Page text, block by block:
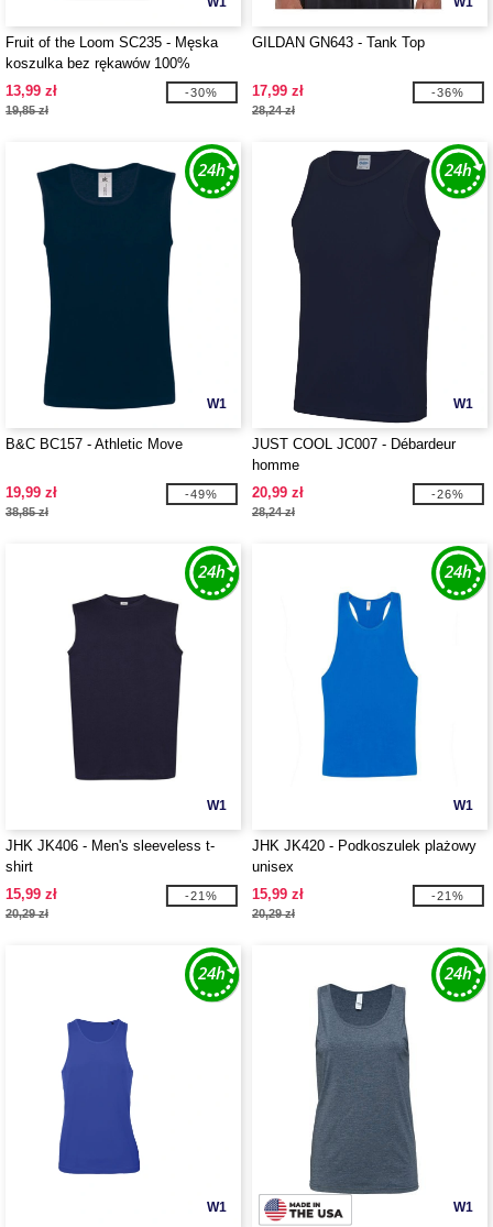
Fruit of the Loom SC235 - Męska
koszulka bez rękawów 100%
bawełna
13,99 zł
19,85 zł
-30%
GILDAN GN643 - Tank Top
17,99 zł
28,24 zł
-36%
W1
B&C BC157 - Athletic Move
19,99 zł
38,85 zł
-49%
W1
JUST COOL JC007 - Débardeur
homme
20,99 zł
28,24 zł
-26%
W1
JHK JK406 - Men's sleeveless t-
shirt
15,99 zł
20,29 zł
-21%
W1
JHK JK420 - Podkoszulek plażowy
unisex
15,99 zł
20,29 zł
-21%
W1 W1